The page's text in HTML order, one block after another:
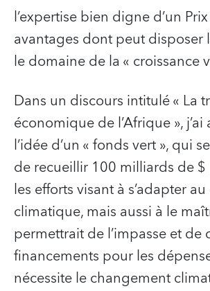
l’expertise bien digne d’un
avantages dont peut disposer
le domaine de la « croissance
Dans un discours intitulé « La
économique de l’Afrique »,
l’idée d’un « fonds vert », qui
de recueillir 100 milliards de
les efforts visant à s’adapter
climatique, mais aussi à le
permettrait de l’impasse et
financements pour les
nécessite le changement